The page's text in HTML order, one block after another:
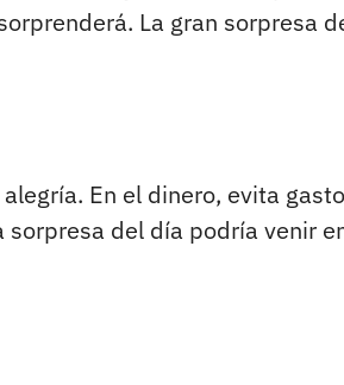
La gran sorpresa
En el dinero, evita
del día podría venir